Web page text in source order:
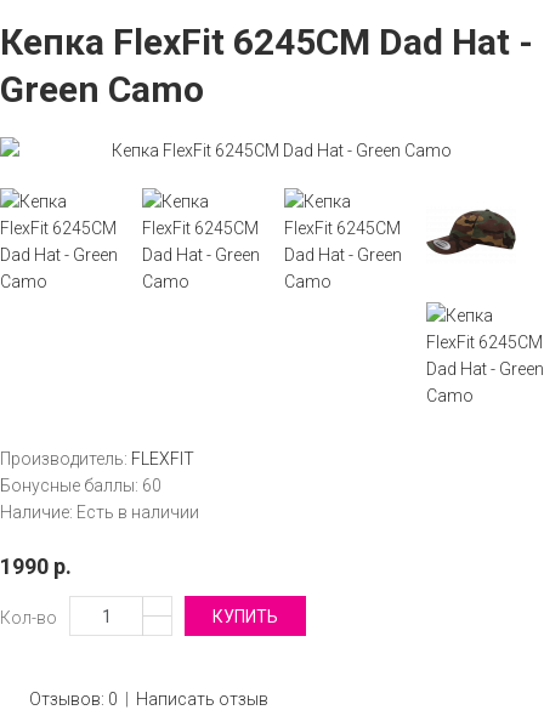
Кепка FlexFit 6245CM Dad Hat -
Green Camo
Производитель: FLEXFIT
Бонусные баллы: 60
Наличие: Есть в наличии
1990 р.
Кол-во
Отзывов: 0 Написать отзыв